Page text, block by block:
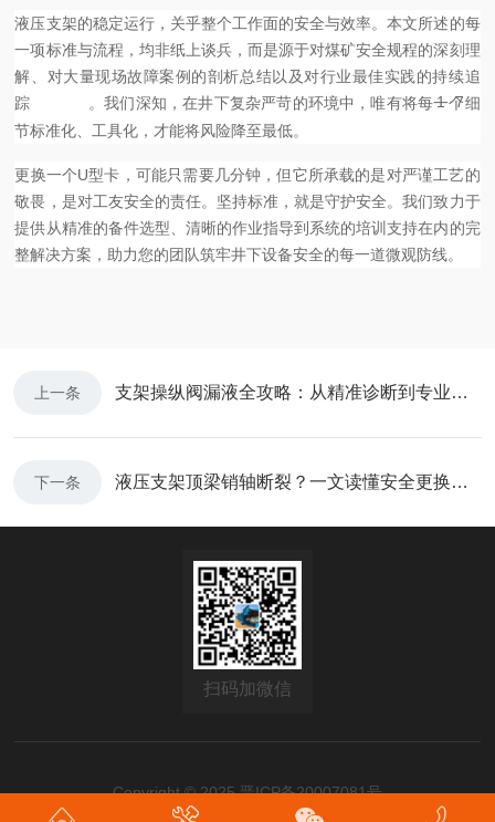
液压支架的稳定运行，关乎整个工作面的安全与效率。本文所述的每
一项标准与流程，均非纸上谈兵，而是源于对煤矿安全规程的深刻理
解、对大量现场故障案例的剖析总结以及对行业最佳实践的持续追
踪
1 7
。我们深知，在井下复杂严苛的环境中，唯有将每一个细
节标准化、工具化，才能将风险降至最低。
更换一个U型卡，可能只需要几分钟，但它所承载的是对严谨工艺的
敬畏，是对工友安全的责任。坚持标准，就是守护安全。我们致力于
提供从精准的备件选型、清晰的作业指导到系统的培训支持在内的完
整解决方案，助力您的团队筑牢井下设备安全的每一道微观防线。
上一条 支架操纵阀漏液全攻略：从精准诊断到专业修复
下一条 液压支架顶梁销轴断裂？一文读懂安全更换全流程与核心标准
扫码加微信
Copyright © 2025晋ICP备20007081号